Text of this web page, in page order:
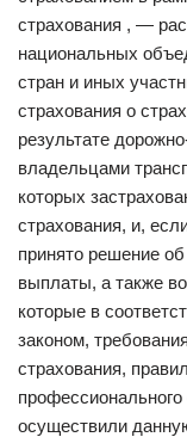
страхования , —
национальных
стран и иных
страхования о
результате
владельцами
которых
страхования, и,
принято решение
выплаты, а также
которые в
законом,
страхования,
осуществили